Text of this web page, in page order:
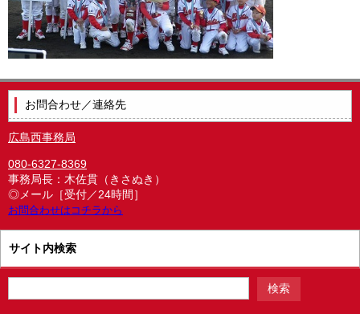
お問合わせ／連絡先
広島西事務局
080-6327-8369
事務局長：木佐貫（きさぬき）
◎メール［受付／24時間］
お問合わせはコチラから
サイト内検索